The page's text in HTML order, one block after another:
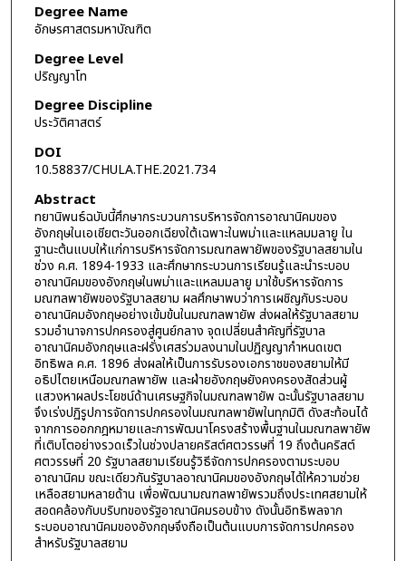
Degree Name
อักษรศาสตรมหาบัณฑิต
Degree Level
ปริญญาโท
Degree Discipline
ประวัติศาสตร์
DOI
10.58837/CHULA.THE.2021.734
Abstract
ทยานิพนธ์ฉบับนี้ศึกษากระบวนการบริหารจัดการอาณานิคมของ
อังกฤษในเอเชียตะวันออกเฉียงใต้เฉพาะในพม่าและแหลมมลายู ใน
ฐานะต้นแบบให้แก่การบริหารจัดการมณฑลพายัพของรัฐบาลสยามใน
ช่วง ค.ศ. 1894-1933 และศึกษากระบวนการเรียนรู้และนำระบอบ
อาณานิคมของอังกฤษในพม่าและแหลมมลายู มาใช้บริหารจัดการ
มณฑลพายัพของรัฐบาลสยาม ผลศึกษาพบว่าการเผชิญกับระบอบ
อาณานิคมอังกฤษอย่างเข้มข้นในมณฑลพายัพ ส่งผลให้รัฐบาลสยาม
รวมอำนาจการปกครองสู่ศูนย์กลาง จุดเปลี่ยนสำคัญที่รัฐบาล
อาณานิคมอังกฤษและฝรั่งเศสร่วมลงนามในปฏิญญากำหนดเขต
อิทธิพล ค.ศ. 1896 ส่งผลให้เป็นการรับรองเอกราชของสยามให้มี
อธิปไตยเหนือมณฑลพายัพ และฝ่ายอังกฤษยังคงครองสัดส่วนผู้
แสวงหาผลประโยชน์ด้านเศรษฐกิจในมณฑลพายัพ ฉะนั้นรัฐบาลสยาม
จึงเร่งปฏิรูปการจัดการปกครองในมณฑลพายัพในทุกมิติ ดังสะท้อนได้
จากการออกกฎหมายและการพัฒนาโครงสร้างพื้นฐานในมณฑลพายัพ
ที่เติบโตอย่างรวดเร็วในช่วงปลายคริสต์ศตวรรษที่ 19 ถึงต้นคริสต์
ศตวรรษที่ 20 รัฐบาลสยามเรียนรู้วิธีจัดการปกครองตามระบอบ
อาณานิคม ขณะเดียวกันรัฐบาลอาณานิคมของอังกฤษได้ให้ความช่วย
เหลือสยามหลายด้าน เพื่อพัฒนามณฑลพายัพรวมถึงประเทศสยามให้
สอดคล้องกับบริบทของรัฐอาณานิคมรอบข้าง ดังนั้นอิทธิพลจาก
ระบอบอาณานิคมของอังกฤษจึงถือเป็นต้นแบบการจัดการปกครอง
สำหรับรัฐบาลสยาม